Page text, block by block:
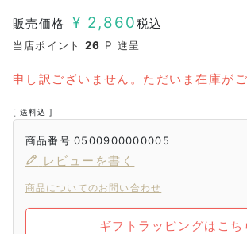
販売価格 ¥ 2,860税込
当店ポイント 26 P 進呈
申し訳ございません。ただいま在庫がご
送料込
商品番号 0500900000005
レビューを書く
商品についてのお問い合わせ
ギフトラッピングはこち